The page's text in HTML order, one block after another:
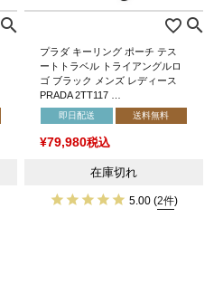
プラダ キーリング ポーチ テス
ートトラベル トライアングルロ
ゴ ブラック メンズ レディース
PRADA 2TT117 …
即日配送 送料無料
¥79,980税込
在庫切れ
5.00 (2件)